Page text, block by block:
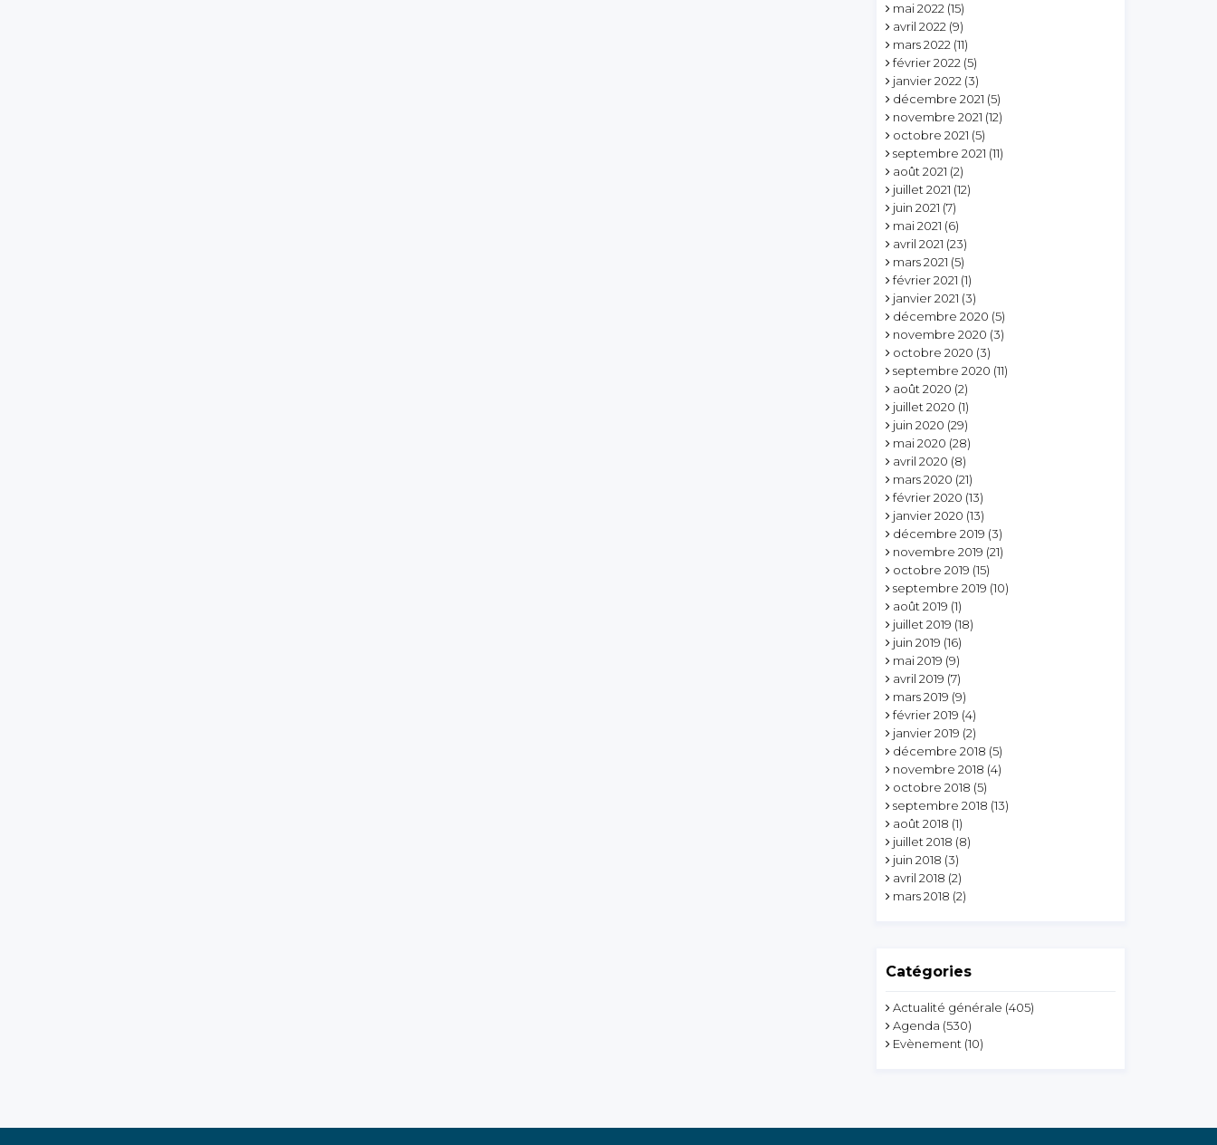
mai 2022 (15)
avril 2022 (9)
mars 2022 (11)
février 2022 (5)
janvier 2022 (3)
décembre 2021 (5)
novembre 2021 (12)
octobre 2021 (5)
septembre 2021 (11)
août 2021 (2)
juillet 2021 (12)
juin 2021 (7)
mai 2021 (6)
avril 2021 (23)
mars 2021 (5)
février 2021 (1)
janvier 2021 (3)
décembre 2020 (5)
novembre 2020 (3)
octobre 2020 (3)
septembre 2020 (11)
août 2020 (2)
juillet 2020 (1)
juin 2020 (29)
mai 2020 (28)
avril 2020 (8)
mars 2020 (21)
février 2020 (13)
janvier 2020 (13)
décembre 2019 (3)
novembre 2019 (21)
octobre 2019 (15)
septembre 2019 (10)
août 2019 (1)
juillet 2019 (18)
juin 2019 (16)
mai 2019 (9)
avril 2019 (7)
mars 2019 (9)
février 2019 (4)
janvier 2019 (2)
décembre 2018 (5)
novembre 2018 (4)
octobre 2018 (5)
septembre 2018 (13)
août 2018 (1)
juillet 2018 (8)
juin 2018 (3)
avril 2018 (2)
mars 2018 (2)
Catégories
Actualité générale (405)
Agenda (530)
Evènement (10)